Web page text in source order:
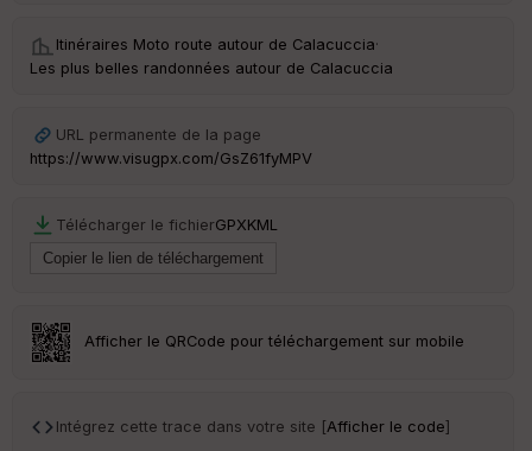
Itinéraires Moto route autour de Calacuccia·
Les plus belles randonnées autour de Calacuccia
URL permanente de la page
https://www.visugpx.com/GsZ61fyMPV
Télécharger le fichierGPXKML
Afficher le QRCode pour téléchargement sur mobile
Intégrez cette trace dans votre site [Afficher le code]